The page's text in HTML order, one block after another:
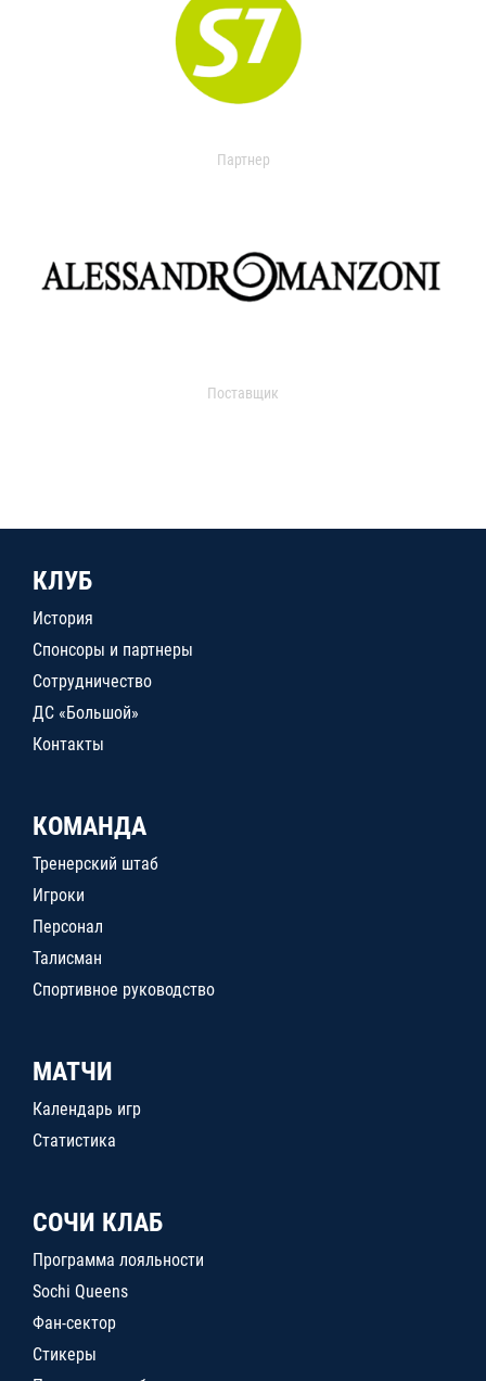
Партнер
Поставщик
КЛУБ
История
Спонсоры и партнеры
Сотрудничество
ДС «Большой»
Контакты
КОМАНДА
Тренерский штаб
Игроки
Персонал
Талисман
Спортивное руководство
МАТЧИ
Календарь игр
Статистика
СОЧИ КЛАБ
Программа лояльности
Sochi Queens
Фан-сектор
Стикеры